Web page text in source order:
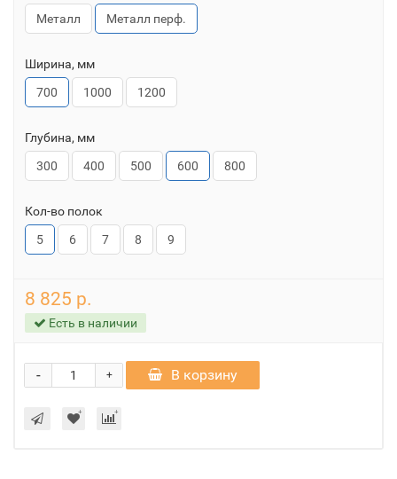
Металл
Металл перф.
Ширина, мм
700
1000 1200
Глубина, мм
300
400 500 600 800
Кол-во полок
5
6 7 8 9
8 825 р.
Есть в наличии
+
- В корзину